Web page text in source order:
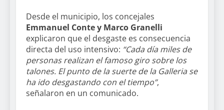
Desde el municipio, los concejales
Emmanuel Conte y Marco Granelli
explicaron que el desgaste es consecuencia
directa del uso intensivo: “Cada día miles de
personas realizan el famoso giro sobre los
talones. El punto de la suerte de la Galleria se
ha ido desgastando con el tiempo”,
señalaron en un comunicado.